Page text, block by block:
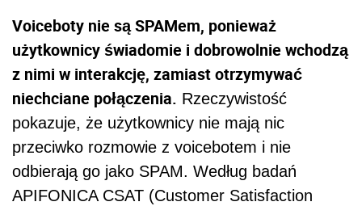
Voiceboty nie są SPAMem, ponieważ
użytkownicy świadomie i dobrowolnie wchodzą
z nimi w interakcję, zamiast otrzymywać
niechciane połączenia. Rzeczywistość
pokazuje, że użytkownicy nie mają nic
przeciwko rozmowie z voicebotem i nie
odbierają go jako SPAM. Według badań
APIFONICA CSAT (Customer Satisfaction